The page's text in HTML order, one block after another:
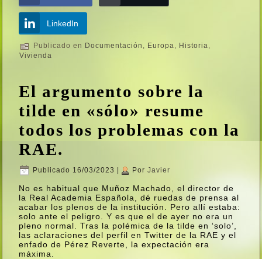
LinkedIn
Publicado en Documentación Europa Historia
Vivienda
El argumento sobre la
tilde en «sólo» resume
todos los problemas con la
RAE.
Publicado 16/03/2023 | Por Javier
No es habitual que Muñoz Machado, el director de
la Real Academia Española, dé ruedas de prensa al
acabar los plenos de la institución. Pero allí­ estaba:
solo ante el peligro. Y es que el de ayer no era un
pleno normal. Tras la polémica de la tilde en ‘solo’,
las aclaraciones del perfil en Twitter de la RAE y el
enfado de Pérez Reverte, la expectación era
máxima.